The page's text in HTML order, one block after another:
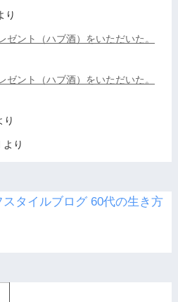
り
ント（ハブ酒）をいただいた。
ント（ハブ酒）をいただいた。
り
より